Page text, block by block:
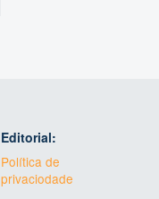
Editorial:
Política de
privaciodade